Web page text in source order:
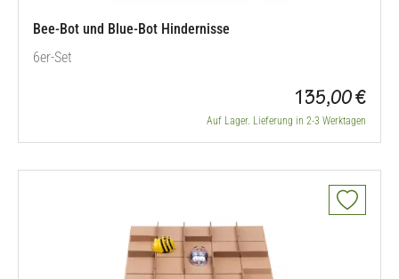
Bee-Bot und Blue-Bot Hindernisse
6er-Set
135,00 €
Auf Lager. Lieferung in 2-3 Werktagen